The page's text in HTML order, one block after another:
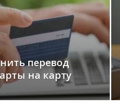
m
e
c
e
перевод
на карту